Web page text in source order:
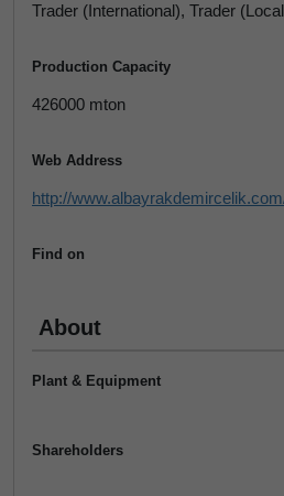
Trader (International), Trader
Production Capacity
426000 mton
Web Address
http://
Find on
About
Plant & Equipment
Shareholders